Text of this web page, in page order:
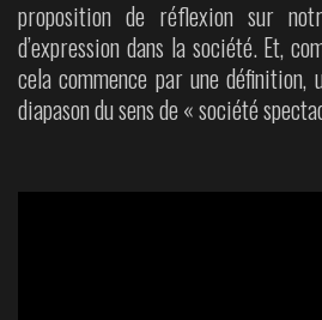
proposition de réflexion sur
d’expression dans la société. Et,
cela commence par une définition,
diapason du sens de « société